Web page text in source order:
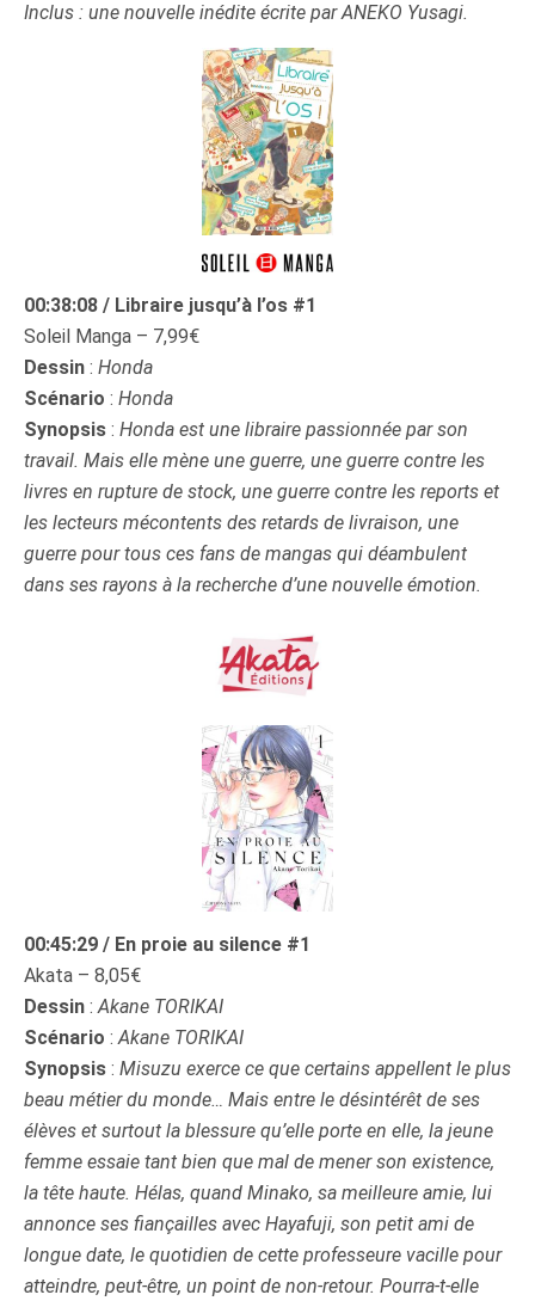
Inclus : une nouvelle inédite écrite par ANEKO Yusagi.
00:38:08 / Libraire jusqu’à l’os #1
Soleil Manga – 7,99€
Dessin : Honda
Scénario : Honda
Synopsis : Honda est une libraire passionnée par son
travail. Mais elle mène une guerre, une guerre contre les
livres en rupture de stock, une guerre contre les reports et
les lecteurs mécontents des retards de livraison, une
guerre pour tous ces fans de mangas qui déambulent
dans ses rayons à la recherche d’une nouvelle émotion.
00:45:29 / En proie au silence #1
Akata – 8,05€
Dessin : Akane TORIKAI
Scénario : Akane TORIKAI
Synopsis : Misuzu exerce ce que certains appellent le plus
beau métier du monde… Mais entre le désintérêt de ses
élèves et surtout la blessure qu’elle porte en elle, la jeune
femme essaie tant bien que mal de mener son existence,
la tête haute. Hélas, quand Minako, sa meilleure amie, lui
annonce ses fiançailles avec Hayafuji, son petit ami de
longue date, le quotidien de cette professeure vacille pour
atteindre, peut-être, un point de non-retour. Pourra-t-elle